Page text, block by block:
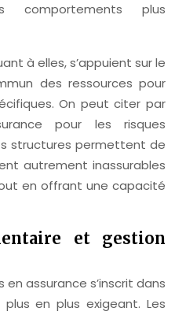
comportements plus
à elles, s’appuient sur le
des ressources pour
On peut citer par
pour les risques
structures permettent de
autrement inassurables
en offrant une capacité
et gestion
assurance s’inscrit dans
en plus exigeant. Les